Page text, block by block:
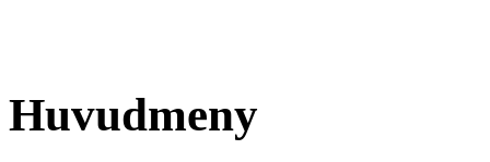
Huvudmeny